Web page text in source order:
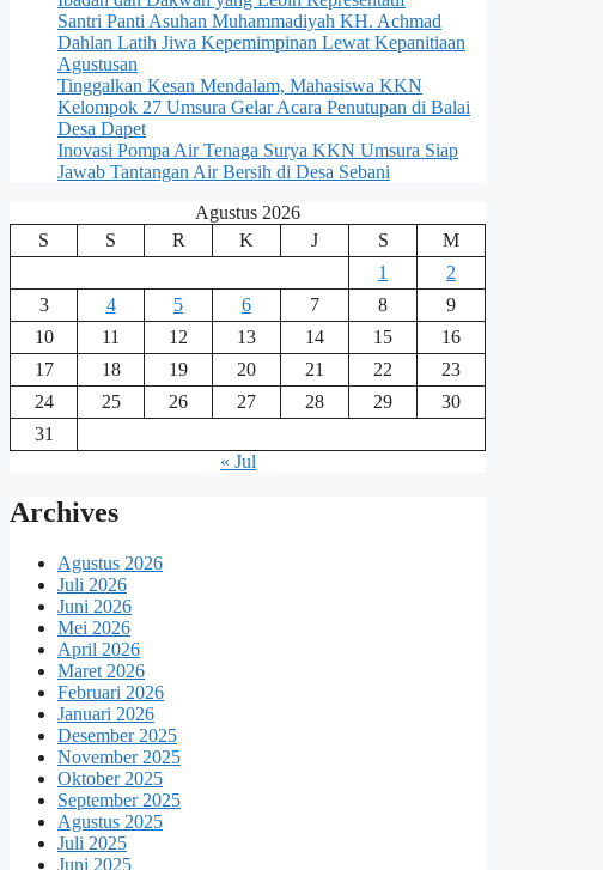
Santri Panti Asuhan Muhammadiyah KH. Achmad
Dahlan Latih Jiwa Kepemimpinan Lewat Kepanitiaan
Agustusan
Tinggalkan Kesan Mendalam, Mahasiswa KKN
Kelompok 27 Umsura Gelar Acara Penutupan di Balai
Desa Dapet
Inovasi Pompa Air Tenaga Surya KKN Umsura Siap
Jawab Tantangan Air Bersih di Desa Sebani
Agustus 2026
S
S R K J S
M
1
2
3
4 5 6 7 8
9
10
11 12 13 14 15
16
17
18 19 20 21 22
23
24
25 26 27 28 29
30
31
« Jul
Archives
Agustus 2026
Juli 2026
Juni 2026
Mei 2026
April 2026
Maret 2026
Februari 2026
Januari 2026
Desember 2025
November 2025
Oktober 2025
September 2025
Agustus 2025
Juli 2025
Juni 2025